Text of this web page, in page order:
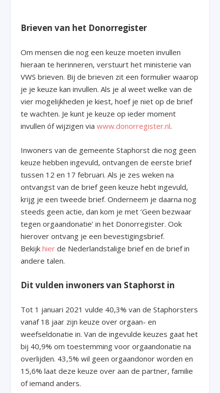
Brieven van het Donorregister
Om mensen die nog een keuze moeten invullen
hieraan te herinneren, verstuurt het ministerie van
VWS brieven. Bij de brieven zit een formulier waarop
je je keuze kan invullen. Als je al weet welke van de
vier mogelijkheden je kiest, hoef je niet op de brief
te wachten. Je kunt je keuze op ieder moment
invullen óf wijzigen viawww.donorregister.nl.
Inwoners van de gemeente Staphorst die nog geen
keuze hebben ingevuld, ontvangen de eerste brief
tussen 12 en 17 februari. Als je zes weken na
ontvangst van de brief geen keuze hebt ingevuld,
krijg je een tweede brief. Onderneem je daarna nog
steeds geen actie, dan kom je met ‘Geen bezwaar
tegen orgaandonatie’ in het Donorregister. Ook
hierover ontvang je een bevestigingsbrief.
Bekijkhier de Nederlandstalige brief en de brief in
andere talen.
Dit vulden inwoners van Staphorst in
Tot 1 januari 2021 vulde 40,3% van de Staphorsters
vanaf 18 jaar zijn keuze over orgaan- en
weefseldonatie in. Van de ingevulde keuzes gaat het
bij 40,9% om toestemming voor orgaandonatie na
overlijden. 43,5% wil geen orgaandonor worden en
15,6% laat deze keuze over aan de partner, familie
of iemand anders.